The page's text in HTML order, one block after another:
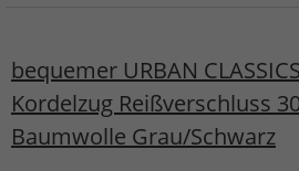
bequemer URBAN
Kordelzug Reißverschluss
Baumwolle Grau/Schwarz